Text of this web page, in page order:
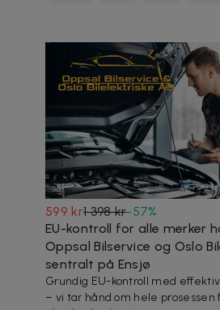
599 kr1 398 kr-57%
EU-kontroll for alle merker
Oppsal Bilservice og Oslo
sentralt på Ensjø
Grundig EU-kontroll med
– vi tar hånd om hele prosessen